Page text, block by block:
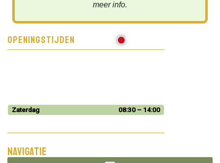
meer info.
Openingstijden
Zaterdag
08:30 – 14:00
Navigatie